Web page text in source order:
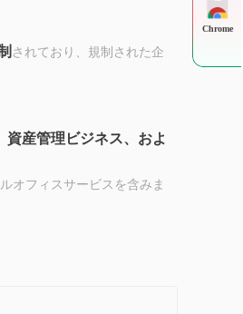
されており、規制された企
産管理ビジネス、およ
オフィスサービスを含みま
Chrome